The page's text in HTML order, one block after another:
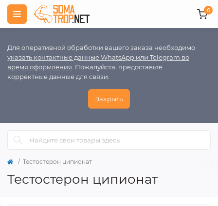
Для оперативной обработки вашего заказа необходимо
указать контактные данные WhatsApp или Telegram во
время оформления . Пожалуйста, предоставьте
корректные данные для связи.
Закрыть
0
Тестостерон ципионат
Тестостерон ципионат